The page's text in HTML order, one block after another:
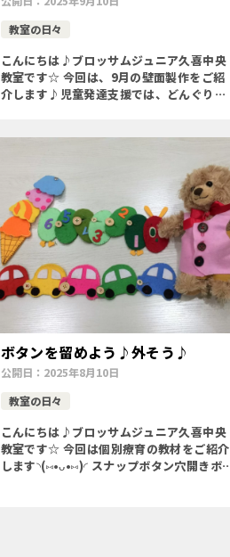
教室の日々
こんにちは♪ブロッサムジュニア久喜中央
教室です☆ 今回は、9月の壁面製作をご紹
介します♪児童発達支援では、どんぐりや
ボタンを留めよう♪外そう♪
公開日： 2025年8月10日
教室の日々
こんにちは♪ブロッサムジュニア久喜中央
教室です☆ 今回は個別療育の教材をご紹介
します◝(⑅•ᴗ•⑅)◜ スナップボタン穴開きボ